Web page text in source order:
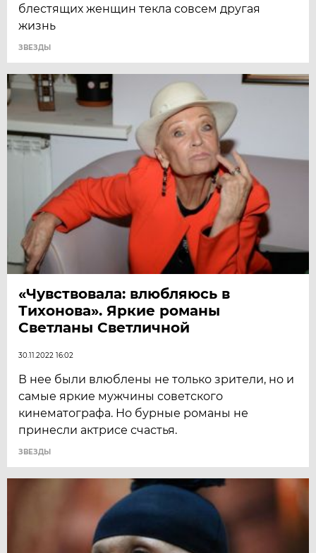
блестящих женщин текла совсем другая
жизнь
ЗВЕЗДЫ
«Чувствовала: влюбляюсь в
Тихонова». Яркие романы
Светланы Светличной
30.11.2022 16:02
В нее были влюблены не только зрители, но и
самые яркие мужчины советского
кинематографа. Но бурные романы не
принесли актрисе счастья.
ЗВЕЗДЫ